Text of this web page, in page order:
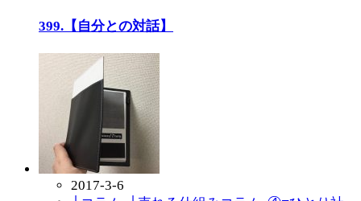
399.【自分との対話】
2017-3-6